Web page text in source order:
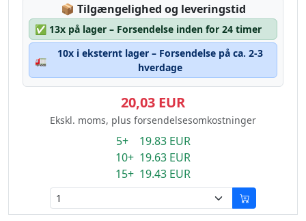
📦 Lagerstatus:
Tilgængelighed og leveringstid
✅ 13x på lager – Forsendelse inden for 24 timer
🚛
10x i eksternt lager – Forsendelse på ca. 2-3
hverdage
20,03 EUR
Ekskl. moms, plus forsendelsesomkostninger
5+ 19.83 EUR
10+ 19.63 EUR
15+ 19.43 EUR